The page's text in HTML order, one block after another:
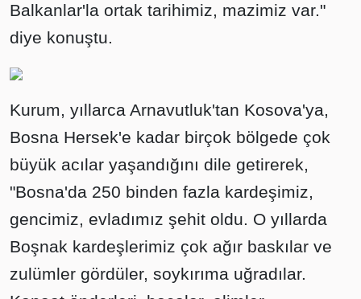
Balkanlar'la ortak tarihimiz, mazimiz var."
diye konuştu.
Kurum, yıllarca Arnavutluk'tan Kosova'ya,
Bosna Hersek'e kadar birçok bölgede çok
büyük acılar yaşandığını dile getirerek,
"Bosna'da 250 binden fazla kardeşimiz,
gencimiz, evladımız şehit oldu. O yıllarda
Boşnak kardeşlerimiz çok ağır baskılar ve
zulümler gördüler, soykırıma uğradılar.